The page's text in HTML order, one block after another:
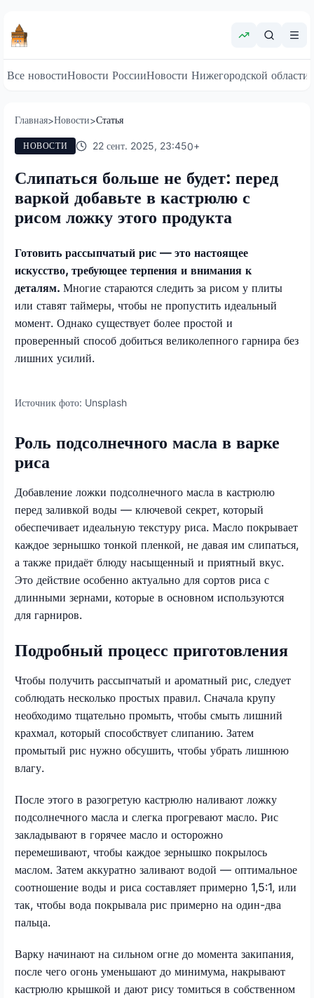
Все новостиНовости РоссииНовости Нижегородской области
Главная>Новости>Статья
НОВОСТИ 22 сент. 2025, 23:450+
Слипаться больше не будет: перед
варкой добавьте в кастрюлю с
рисом ложку этого продукта
Готовить рассыпчатый рис — это настоящее
искусство, требующее терпения и внимания к
деталям. Многие стараются следить за рисом у плиты
или ставят таймеры, чтобы не пропустить идеальный
момент. Однако существует более простой и
проверенный способ добиться великолепного гарнира без
лишних усилий.
Источник фото: Unsplash
Роль подсолнечного масла в варке
риса
Добавление ложки подсолнечного масла в кастрюлю
перед заливкой воды — ключевой секрет, который
обеспечивает идеальную текстуру риса. Масло покрывает
каждое зернышко тонкой пленкой, не давая им слипаться,
а также придаёт блюду насыщенный и приятный вкус.
Это действие особенно актуально для сортов риса с
длинными зернами, которые в основном используются
для гарниров.
Подробный процесс приготовления
Чтобы получить рассыпчатый и ароматный рис, следует
соблюдать несколько простых правил. Сначала крупу
необходимо тщательно промыть, чтобы смыть лишний
крахмал, который способствует слипанию. Затем
промытый рис нужно обсушить, чтобы убрать лишнюю
влагу.
После этого в разогретую кастрюлю наливают ложку
подсолнечного масла и слегка прогревают масло. Рис
закладывают в горячее масло и осторожно
перемешивают, чтобы каждое зернышко покрылось
маслом. Затем аккуратно заливают водой — оптимальное
соотношение воды и риса составляет примерно 1,5:1, или
так, чтобы вода покрывала рис примерно на один-два
пальца.
Варку начинают на сильном огне до момента закипания,
после чего огонь уменьшают до минимума, накрывают
кастрюлю крышкой и дают рису томиться в собственном